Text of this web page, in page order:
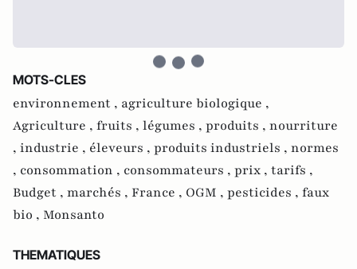
MOTS-CLES
environnement , agriculture biologique ,
Agriculture , fruits , légumes , produits , nourriture
, industrie , éleveurs , produits industriels , normes
, consommation , consommateurs , prix , tarifs ,
Budget , marchés , France , OGM , pesticides , faux
bio , Monsanto
THEMATIQUES